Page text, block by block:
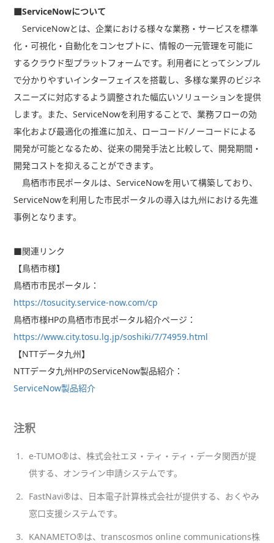
■ServiceNowについて
ServiceNowとは、企業における様々な業務・サービスを標準
化・可視化・自動化をコンセプトに、情報の一元管理を可能に
するクラウド型プラットフォームです。利用者にとってシンプル
で分かりやすいインターフェイスを搭載し、多様な業界のビジネ
スニーズに対応するよう調整された幅広いソリューションを提供
します。また、ServiceNowを利用することで、業務フローの効
率化および最適化の推進に加え、ローコード/ノーコードによる
開発が可能となるため、従来の開発手法と比較して、開発期間・
開発コストを抑えることができます。
鳥栖市市民ポータルは、ServiceNowを用いて構築しており、
ServiceNowを利用した市民ポータルの導入は九州における先進
事例となります。
■関連リンク
【鳥栖市様】
鳥栖市市民ポータル：
https://tosucity.service-now.com/cp
鳥栖市様HPの鳥栖市市民ポータル紹介ページ：
https://www.city.tosu.lg.jp/soshiki/7/74959.html
【NTTデータ九州】
NTTデータ九州HPのServiceNow製品紹介：
ServiceNow製品紹介
注釈
1. e-TUMO®は、株式会社エヌ・ティ・ティ・データ関西が提
供する、オンライン申請システムです。
2. FastNavi®は、日本電子計算株式会社が提供する、おくやみ
窓口支援システムです。
3. KANAMETO®は、transcosmos online communications株